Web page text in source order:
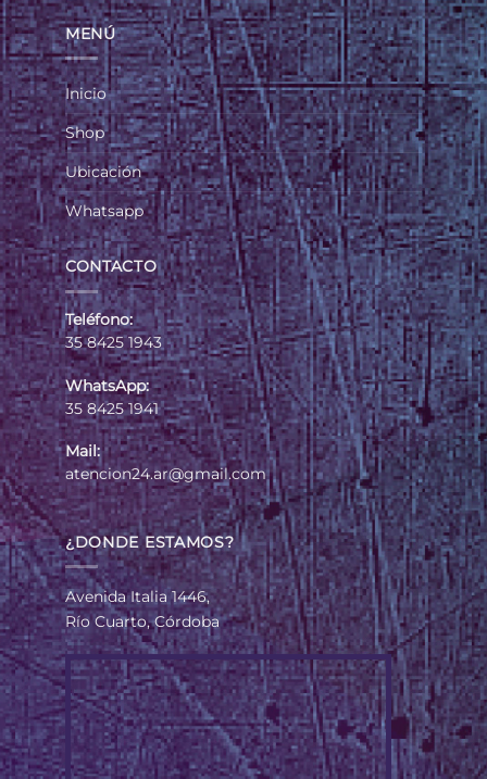
MENÚ
Inicio
Shop
Ubicación
Whatsapp
CONTACTO
Teléfono:
35 8425 1943
WhatsApp:
35 8425 1941
Mail:
atencion24.ar@gmail.com
¿DONDE ESTAMOS?
Avenida Italia 1446,
Río Cuarto, Córdoba